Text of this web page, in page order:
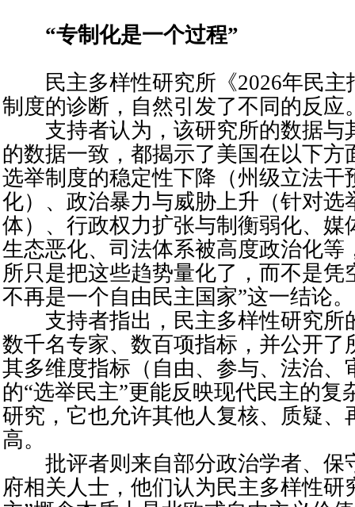
“专制化是一个过程”
民主多样性研究所《2026年民主
制度的诊断，自然引发了不同的反应
支持者认为，该研究所的数据与
的数据一致，都揭示了美国在以下方
选举制度的稳定性下降（州级立法干
化）、政治暴力与威胁上升（针对选
体）、行政权力扩张与制衡弱化、媒
生态恶化、司法体系被高度政治化等
所只是把这些趋势量化了，而不是凭
不再是一个自由民主国家”这一结论。
支持者指出，民主多样性研究所
数千名专家、数百项指标，并公开了
其多维度指标（自由、参与、法治、
的“选举民主”更能反映现代民主的复
研究，它也允许其他人复核、质疑、
高。
批评者则来自部分政治学者、保
府相关人士，他们认为民主多样性研